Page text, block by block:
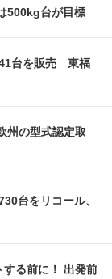
500kg台が目標
台を販売 東福
州の型式認定取
台をリコール、
る前に！ 出発前